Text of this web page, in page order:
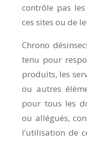
contrôle pas
ces sites ou de
Chrono
tenu pour
produits, les
ou autres
pour tous les
ou allégués,
l’utilisation de